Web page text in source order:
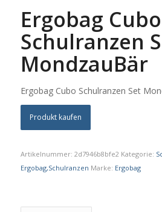
Ergobag Cubo
Schulranzen
MondzauBär
Ergobag Cubo Schulranzen Set
Produkt kaufen
Artikelnummer: 2d7946b8bfe2 Kategorie:
Ergobag,Schulranzen Marke: Ergobag